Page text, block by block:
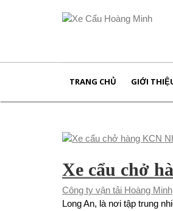
TRANG CHỦ GIỚI
Xe cẩu chở
Công ty vận tải Hoàng Minh
Long An, là nơi tập trung